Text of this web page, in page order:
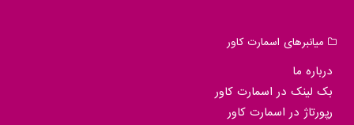
میانبرهای اسمارت كاور
درباره ما
بک لینک در اسمارت كاور
رپورتاژ در اسمارت كاور